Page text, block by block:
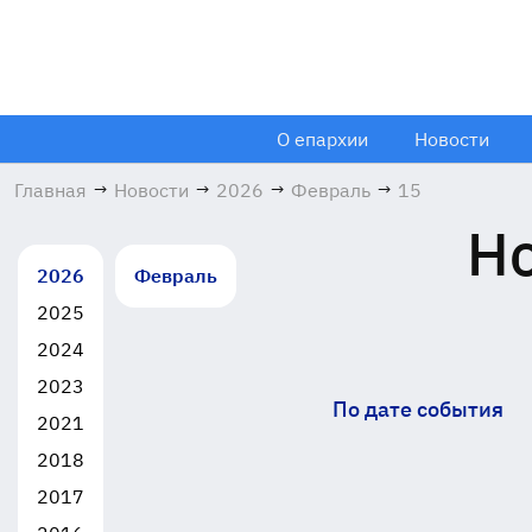
О епархии Новости
Главная → Новости → 2026 → Февраль → 15
2026
2025
2024
2023
2021
2018
2017
Февраль
По дате события